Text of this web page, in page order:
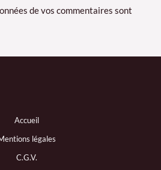
de vos commentaires sont
Accueil
légales
C.G.V.